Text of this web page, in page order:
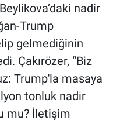
nadir
Trump
gelmediğinin
Çakırözer, “Biz
Trump'la masaya
tonluk nadir
mu? İletişim